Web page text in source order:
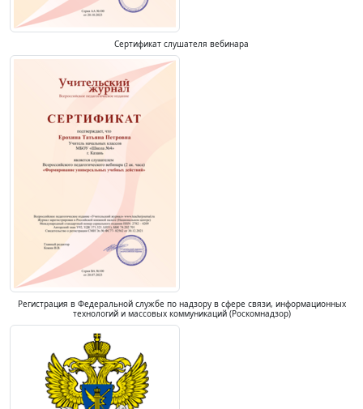
Сертификат слушателя вебинара
Регистрация в Федеральной службе по надзору в сфере связи, информационных
технологий и массовых коммуникаций (Роскомнадзор)